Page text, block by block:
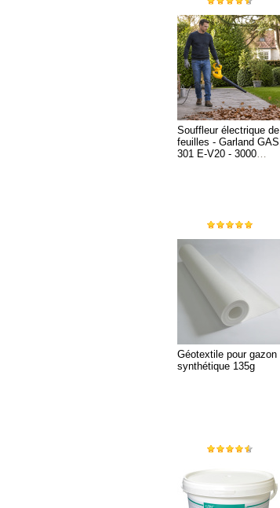
Souffleur électrique de
feuilles - Garland GAS
301 E-V20 - 3000
Géotextile pour gazon
synthétique 135g